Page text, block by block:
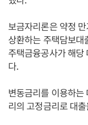
보금자리론은 약정
상환하는 주택담보대
주택금융공사가 해당
다.
변동금리를 이용하
리의 고정금리로 대